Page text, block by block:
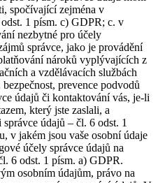
spočívající zejména v
1 písm. c) GDPR; c. v
nezbytné pro účely
správce, jako je provádění
nároků vyplývajících z
a vzdělávacích službách
prevence podvodů
údajů či kontaktování vás, je-li
který jste zaslali, a
údajů – čl. 6 odst. 1
v jakém jsou vaše osobní údaje
účely správce údajů na
6 odst. 1 písm. a) GDPR.
osobním údajům, právo na